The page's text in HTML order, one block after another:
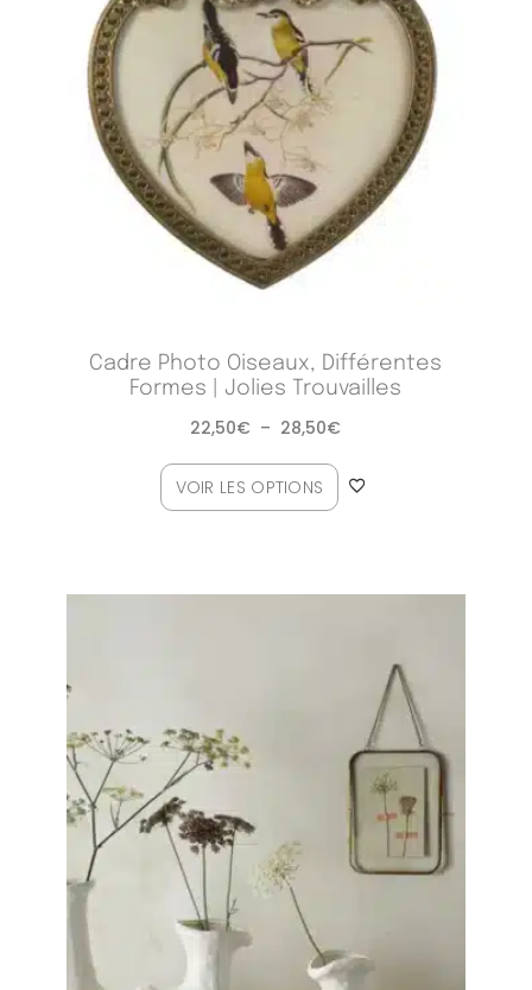
Cadre Photo Oiseaux, Différentes
Formes | Jolies Trouvailles
22,50€ – 28,50€
VOIR LES OPTIONS